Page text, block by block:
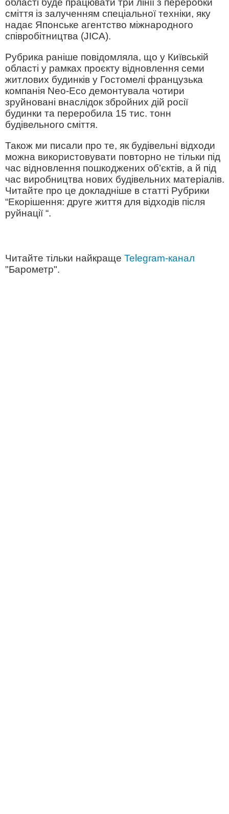
області буде працювати три лінії з переробки
сміття із залученням спеціальної техніки, яку
надає Японське агентство міжнародного
співробітництва (JICA).
Рубрика раніше повідомляла, що у Київській
області у рамках проєкту відновлення семи
житлових будинків у Гостомелі французька
компанія Neo-Eco демонтувала чотири
зруйновані внаслідок збройних дій росії
будинки та переробила 15 тис. тонн
будівельного сміття.
Також ми писали про те, як будівельні відходи
можна використовувати повторно не тільки під
час відновлення пошкоджених об’єктів, а й під
час виробництва нових будівельних матеріалів.
Читайте про це докладніше в статті Рубрики
“Екорішення: друге життя для відходів після
руйнації “.
Читайте тільки найкраще Telegram-канал
"Барометр".